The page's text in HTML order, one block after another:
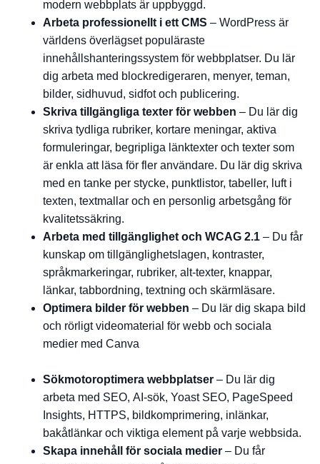
modern webbplats är uppbyggd.
Arbeta professionellt i ett CMS – WordPress är
världens överlägset populäraste
innehållshanteringssystem för webbplatser. Du lär
dig arbeta med blockredigeraren, menyer, teman,
bilder, sidhuvud, sidfot och publicering.
Skriva tillgängliga texter för webben – Du lär dig
skriva tydliga rubriker, kortare meningar, aktiva
formuleringar, begripliga länktexter och texter som
är enkla att läsa för fler användare. Du lär dig skriva
med en tanke per stycke, punktlistor, tabeller, luft i
texten, textmallar och en personlig arbetsgång för
kvalitetssäkring.
Arbeta med tillgänglighet och WCAG 2.1 – Du får
kunskap om tillgänglighetslagen, kontraster,
språkmarkeringar, rubriker, alt-texter, knappar,
länkar, tabbordning, textning och skärmläsare.
Optimera bilder för webben – Du lär dig skapa bild
och rörligt videomaterial för webb och sociala
medier med Canva
Sökmotoroptimera webbplatser – Du lär dig
arbeta med SEO, AI-sök, Yoast SEO, PageSpeed
Insights, HTTPS, bildkomprimering, inlänkar,
bakåtlänkar och viktiga element på varje webbsida.
Skapa innehåll för sociala medier – Du får